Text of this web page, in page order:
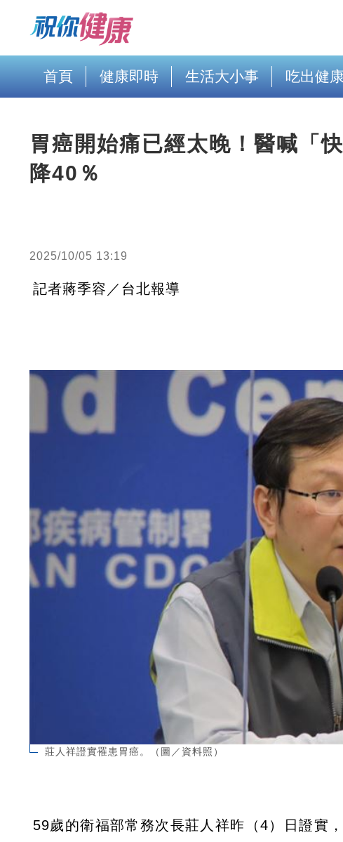
首頁 健康即時 生活大小事 吃出健康
胃癌開始痛已經太晚！醫喊「
降40％
2025/10/05 13:19
記者蔣季容／台北報導
莊人祥證實罹患胃癌。（圖／資料照）
59歲的衛福部常務次長莊人祥昨（4）日證實